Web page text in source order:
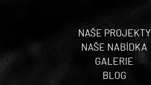
NAŠE PROJEKTY
NAŠE NABÍDKA
GALERIE
BLOG